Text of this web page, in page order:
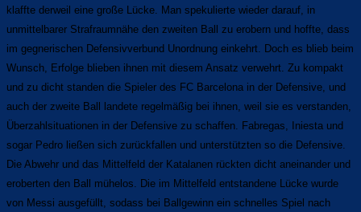
klaffte derweil eine große Lücke. Man spekulierte wieder darauf, in
unmittelbarer Strafraumnähe den zweiten Ball zu erobern und hoffte, dass
im gegnerischen Defensivverbund Unordnung einkehrt. Doch es blieb beim
Wunsch, Erfolge blieben ihnen mit diesem Ansatz verwehrt. Zu kompakt
und zu dicht standen die Spieler des FC Barcelona in der Defensive, und
auch der zweite Ball landete regelmäßig bei ihnen, weil sie es verstanden,
Überzahlsituationen in der Defensive zu schaffen. Fabregas, Iniesta und
sogar Pedro ließen sich zurückfallen und unterstützten so die Defensive.
Die Abwehr und das Mittelfeld der Katalanen rückten dicht aneinander und
eroberten den Ball mühelos. Die im Mittelfeld entstandene Lücke wurde
von Messi ausgefüllt, sodass bei Ballgewinn ein schnelles Spiel nach